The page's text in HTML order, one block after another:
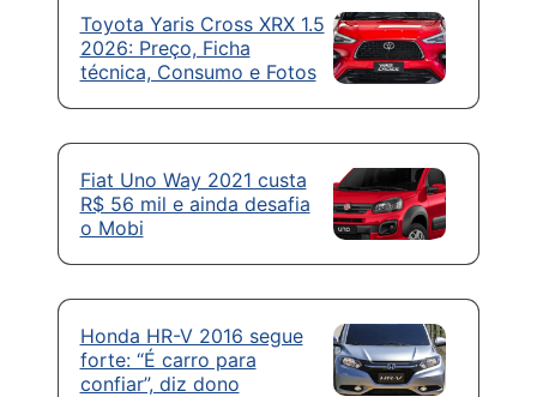
Toyota Yaris Cross XRX 1.5
2026: Preço, Ficha
técnica, Consumo e Fotos
Fiat Uno Way 2021 custa
R$ 56 mil e ainda desafia
o Mobi
Honda HR-V 2016 segue
forte: “É carro para
confiar”, diz dono